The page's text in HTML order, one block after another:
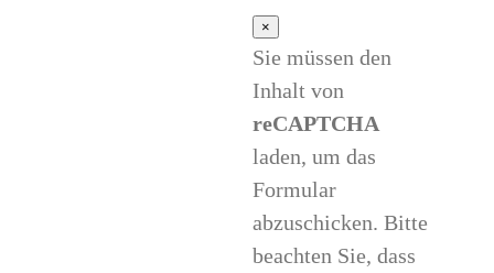
×
Sie müssen den
Inhalt von
reCAPTCHA
laden, um das
Formular
abzuschicken. Bitte
beachten Sie, dass